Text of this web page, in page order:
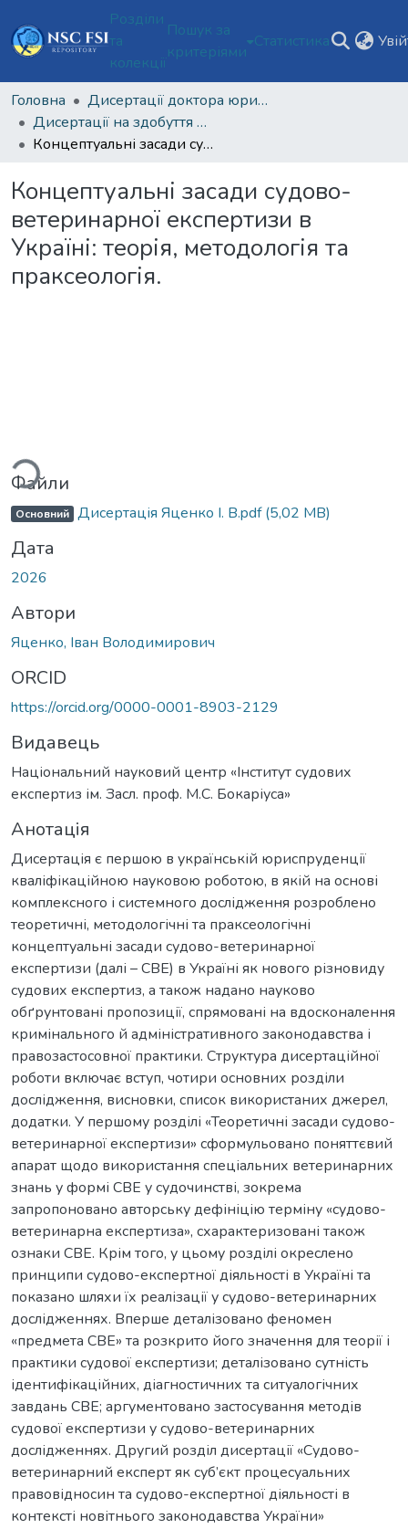
Розділи
та
колекції
Пошук за
критеріями
Статистика
Головна
Дисертації доктора юридичний наук
Дисертації на здобуття наукового ступеня доктора юридичних наук
Концептуальні засади судово-ветеринарної експертизи в Україні: теорія, методологія та праксеологія.
Концептуальні засади судово-
ветеринарної експертизи в
Україні: теорія, методологія та
праксеологія.
Файли
Основний Дисертація Яценко І. В.pdf(5,02 MB)
Дата
2026
Автори
Яценко, Іван Володимирович
ORCID
https://orcid.org/0000-0001-8903-2129
Видавець
Національний науковий центр «Інститут судових
експертиз ім. Засл. проф. М.С. Бокаріуса»
Анотація
Дисертація є першою в українській юриспруденції
кваліфікаційною науковою роботою, в якій на основі
комплексного і системного дослідження розроблено
теоретичні, методологічні та праксеологічні
концептуальні засади судово-ветеринарної
експертизи (далі – СВЕ) в Україні як нового різновиду
судових експертиз, а також надано науково
обґрунтовані пропозиції, спрямовані на вдосконалення
кримінального й адміністративного законодавства і
правозастосовної практики. Структура дисертаційної
роботи включає вступ, чотири основних розділи
дослідження, висновки, список використаних джерел,
додатки. У першому розділі «Теоретичні засади судово-
ветеринарної експертизи» сформульовано поняттєвий
апарат щодо використання спеціальних ветеринарних
знань у формі СВЕ у судочинстві, зокрема
запропоновано авторську дефініцію терміну «судово-
ветеринарна експертиза», схарактеризовані також
ознаки СВЕ. Крім того, у цьому розділі окреслено
принципи судово-експертної діяльності в Україні та
показано шляхи їх реалізації у судово-ветеринарних
дослідженнях. Вперше деталізовано феномен
«предмета СВЕ» та розкрито його значення для теорії і
практики судової експертизи; деталізовано сутність
ідентифікаційних, діагностичних та ситуалогічних
завдань СВЕ; аргументовано застосування методів
судової експертизи у судово-ветеринарних
дослідженнях. Другий розділ дисертації «Судово-
ветеринарний експерт як суб’єкт процесуальних
правовідносин та судово-експертної діяльності в
контексті новітнього законодавства України»